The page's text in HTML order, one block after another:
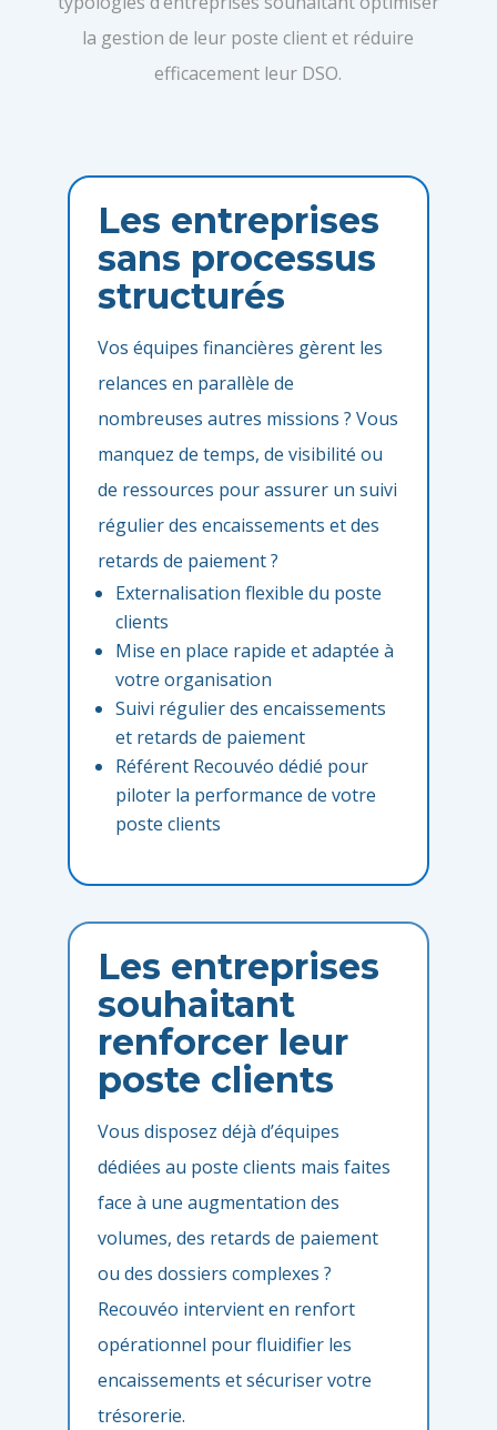
la gestion de leur poste client et réduire
efficacement leur DSO.
Les entreprises
sans processus
structurés
Vos équipes financières gèrent les
relances en parallèle de
nombreuses autres missions ? Vous
manquez de temps, de visibilité ou
de ressources pour assurer un suivi
régulier des encaissements et des
retards de paiement ?
Externalisation flexible du poste
clients
Mise en place rapide et adaptée à
votre organisation
Suivi régulier des encaissements
et retards de paiement
Référent Recouvéo dédié pour
piloter la performance de votre
poste clients
Les entreprises
souhaitant
renforcer leur
poste clients
Vous disposez déjà d’équipes
dédiées au poste clients mais faites
face à une augmentation des
volumes, des retards de paiement
ou des dossiers complexes ?
Recouvéo intervient en renfort
opérationnel pour fluidifier les
encaissements et sécuriser votre
trésorerie.